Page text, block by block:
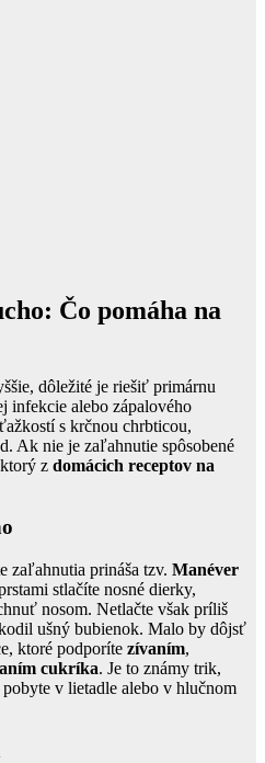
Čo pomáha na
dôležité je riešiť primárnu
infekcie alebo zápalového
s krčnou chrbticou,
Ak nie je zaľahnutie spôsobené
z domácich receptov na
zaľahnutia prináša tzv. Manéver
stlačíte nosné dierky,
nosom. Netlačte však príliš
ušný bubienok. Malo by dôjsť
ktoré podporíte zívaním,
cukríka. Je to známy trik,
v lietadle alebo v hlučnom